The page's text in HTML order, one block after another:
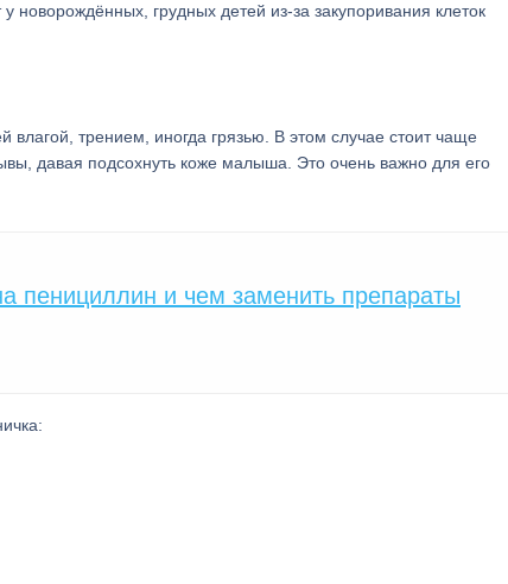
новорождённых, грудных детей из-за закупоривания клеток
трением, иногда грязью. В этом случае стоит чаще
давая подсохнуть коже малыша. Это очень важно для его
пенициллин и чем заменить препараты